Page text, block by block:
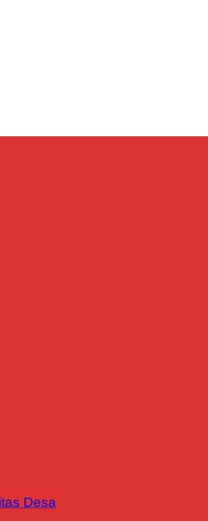
Desa